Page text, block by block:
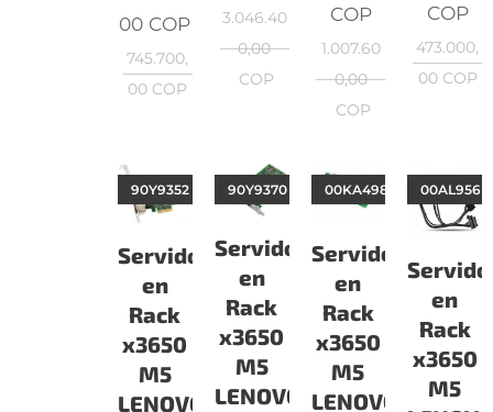
00 COP
745.700,
00 COP
3.046.40
0,00
COP
COP
1.007.60
0,00
COP
COP
473.000,
00COP
Servidor
en
Rack
x3650
M5
LENOVO
90Y9352
Servidor
en
Rack
x3650
M5
LENOVO
90Y9370
Servidor
en
Rack
x3650
M5
LENOVO
00KA498
en
Rack
x3650
M5
00AL956